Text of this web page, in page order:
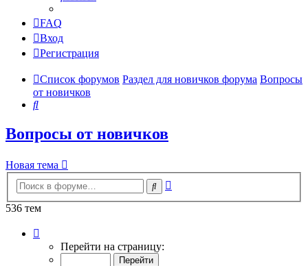
FAQ
Вход
Регистрация
Список форумов Раздел для новичков форума Вопросы
от новичков
Поиск
Вопросы от новичков
Новая тема
Поиск
536 тем
Перейти на страницу: